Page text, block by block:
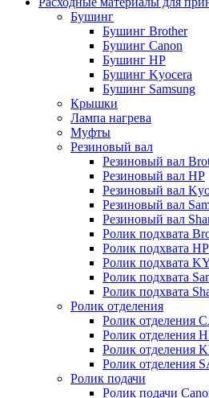
Бушинг
Бушинг Brother
Бушинг Canon
Бушинг HP
Бушинг Kyocera
Бушинг Samsung
Крышки
Лампа нагрева
Муфты
Резиновый вал
Резиновый вал
Резиновый вал HP
Резиновый вал
Резиновый вал
Резиновый вал
Ролик подхвата
Ролик подхвата HP
Ролик подхвата
Ролик подхвата
Ролик подхвата
Ролик отделения
Ролик отделения
Ролик отделения
Ролик отделения
Ролик отделения
Ролик подачи
Ролик подачи